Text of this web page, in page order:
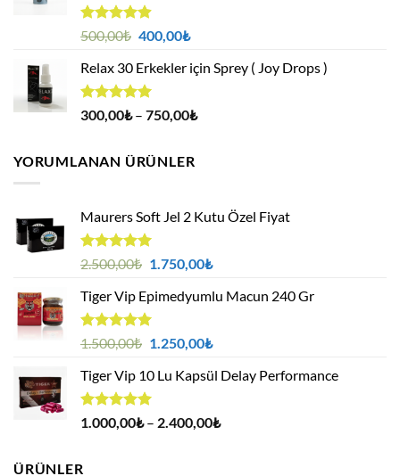
5 üzerinden
oy
aldı
500,00₺ Orijinal
500,00₺.
400,00₺Şu
fiyat:
Relax 30 Erkekler için Sprey ( Joy Drops )
5 üzerinden
4.94oy
300,00₺ – 750,00₺Fiyat
YORUMLANAN ÜRÜNLER
Maurers Soft Jel 2 Kutu Özel Fiyat
5 üzerinden
oy
aldı
2.500,00₺ Orijinal
2.500,00₺.
1.750,00₺Şu
fiyat:
Tiger Vip Epimedyumlu Macun 240 Gr
5 üzerinden
oy
aldı
1.500,00₺ Orijinal
1.500,00₺.
1.250,00₺Şu
fiyat:
Tiger Vip 10 Lu Kapsül Delay Performance
5 üzerinden
oy
1.000,00₺ – 2.400,00₺Fiyat
ÜRÜNLER